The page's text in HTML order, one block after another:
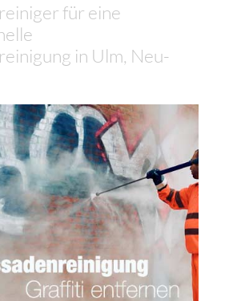
für eine
in Ulm, Neu-